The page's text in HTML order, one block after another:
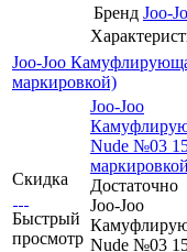
Бренд Joo-
Joo-Joo
маркировкой)
Скидка
Быстрый
просмотр
Joo-Joo
Nude №03
Достаточно
Joo-Joo
Nude №03